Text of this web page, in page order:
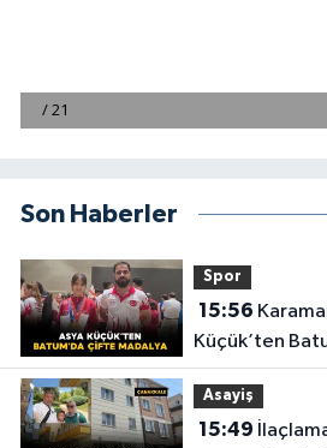
Son Haberler
Spor
15:56
Küçük’ten
Asayiş
15:49